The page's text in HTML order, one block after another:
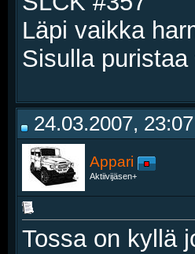
Läpi vaikka
Sisulla
24.03.2007, 23:07
Appari
Aktiivijäsen+
Tossa on kyllä